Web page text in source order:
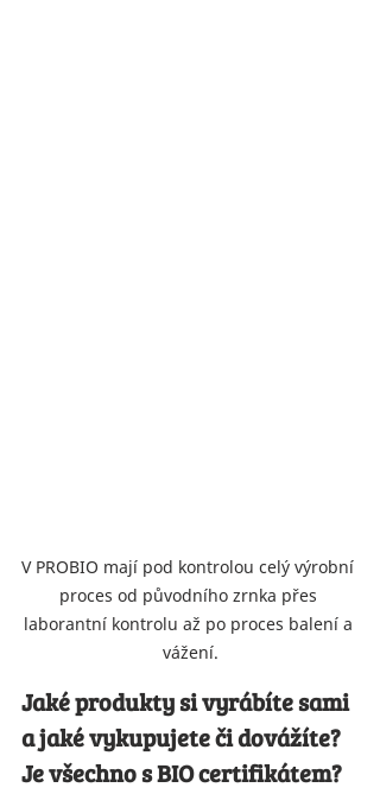
V PROBIO mají pod kontrolou celý výrobní
proces od původního zrnka přes
laborantní kontrolu až po proces balení a
vážení.
Jaké produkty si vyrábíte sami
a jaké vykupujete či dovážíte?
Je všechno s BIO certifikátem?